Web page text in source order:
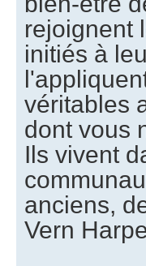
rejoignent
initiés à
véritables
dont vous
Ils vivent
anciens,
Vern